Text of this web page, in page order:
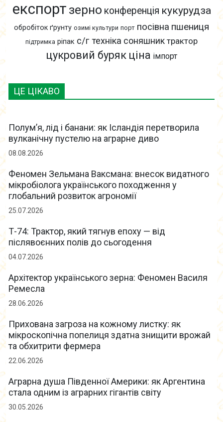
ЦЕ ЦІКАВО
Полум’я, лід і банани: як Ісландія перетворила
вулканічну пустелю на аграрне диво
08.08.2026
Феномен Зельмана Ваксмана: внесок видатного
мікробіолога українського походження у
глобальний розвиток агрономії
25.07.2026
Т-74: Трактор, який тягнув епоху — від
післявоєнних полів до сьогодення
04.07.2026
Архітектор українського зерна: Феномен Василя
Ремесла
28.06.2026
Прихована загроза на кожному листку: як
мікроскопічна попелиця здатна знищити врожай
та обхитрити фермера
22.06.2026
Аграрна душа Південної Америки: як Аргентина
стала одним із аграрних гігантів світу
30.05.2026
експорт зерно конференція кукурудза
обробіток ґрунту озимі культури порт посівна пшениця
підтримка ріпак с/г техніка соняшник трактор
цукровий буряк ціна імпорт